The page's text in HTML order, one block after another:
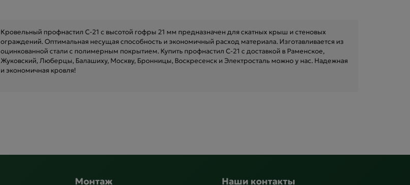
Кровельный профнастил C-21 с высотой гофры 21 мм предназначен для скатных крыш и стеновых
ограждений. Оптимальная несущая способность и экономичный расход материала. Изготавливается из
оцинкованной стали с полимерным покрытием. Купить профнастил C-21 с доставкой в Раменское,
Жуковский, Люберцы, Балашиху, Москву, Бронницы, Воскресенск и Электросталь можно у нас. Надежная
и экономичная кровля!
Монтаж Наши контакты